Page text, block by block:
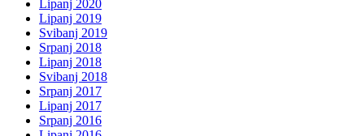
Lipanj 2020
Lipanj 2019
Svibanj 2019
Srpanj 2018
Lipanj 2018
Svibanj 2018
Srpanj 2017
Lipanj 2017
Srpanj 2016